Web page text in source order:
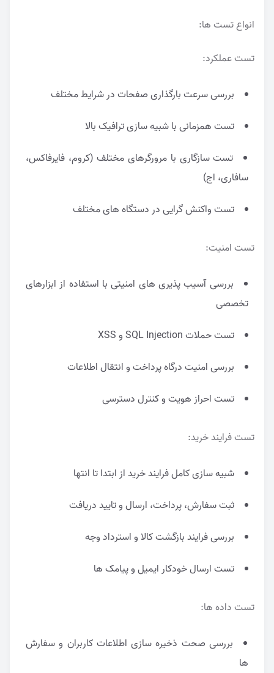
انواع تست ها:
تست عملکرد:
بررسی سرعت بارگذاری صفحات در شرایط مختلف
تست همزمانی با شبیه سازی ترافیک بالا
تست سازگاری با مرورگرهای مختلف (کروم، فایرفاکس،
سافاری، اج)
تست واکنش گرایی در دستگاه های مختلف
تست امنیت:
بررسی آسیب پذیری های امنیتی با استفاده از ابزارهای
تخصصی
تست حملات SQL Injection و XSS
بررسی امنیت درگاه پرداخت و انتقال اطلاعات
تست احراز هویت و کنترل دسترسی
تست فرایند خرید:
شبیه سازی کامل فرایند خرید از ابتدا تا انتها
ثبت سفارش، پرداخت، ارسال و تایید دریافت
بررسی فرایند بازگشت کالا و استرداد وجه
تست ارسال خودکار ایمیل و پیامک ها
تست داده ها:
بررسی صحت ذخیره سازی اطلاعات کاربران و سفارش
ها